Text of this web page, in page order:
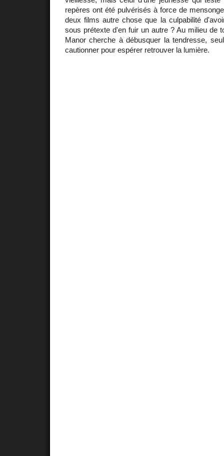
repères ont été pulvérisés à force de
deux films autre chose que la culpabilité
sous prétexte d'en fuir un autre ? Au milieu de
Manor cherche à débusquer la tendresse,
cautionner pour espérer retrouver la lumière.